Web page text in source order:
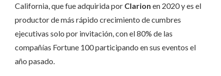
California, que fue adquirida por Clarion en 2020 y es el
productor de más rápido crecimiento de cumbres
ejecutivas solo por invitación, con el 80% de las
compañías Fortune 100 participando en sus eventos el
año pasado.